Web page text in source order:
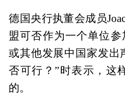
德国央行执董会成员
盟可否作为一个单位参
或其他发展中国家发出
否可行？”时表示，这
的。